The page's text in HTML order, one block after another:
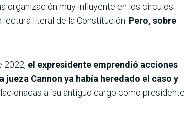
organización muy influyente en los círculos
literal de la Constitución. Pero, sobre
2022, el expresidente emprendió acciones
Cannon ya había heredado el caso y
a “su antiguo cargo como presidente